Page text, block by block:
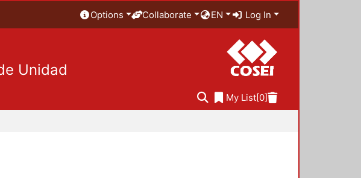
Options Collaborate EN Log In
Unidad
My List[0]